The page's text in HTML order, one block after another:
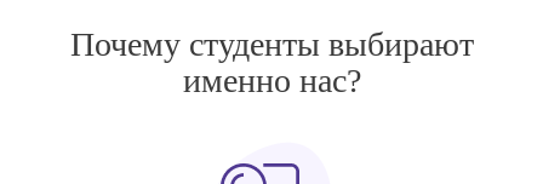
Почему студенты выбирают
именно нас?